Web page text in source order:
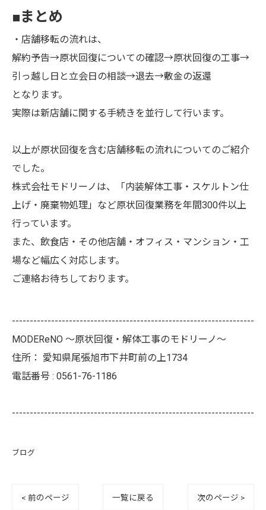
■まとめ
・店舗移転の流れは、
解約予告→原状回復についての確認→原状回復の工事→
引っ越し日と立会日の相談→退去→敷金の返還
となります。
実際は新店舗に関する手続きを並行して行います。
以上が原状回復を含む店舗移転の流れについてのご紹介
でした。
株式会社モドリーノは、「内装解体工事・スケルトン仕
上げ・廃棄物処理」など原状回復業務を年間300件以上
行っています。
また、飲食店・その他店舗・オフィス・マンション・工
場など幅広く対応します。
ご連絡お待ちしております。
--------------------------------------------------------------------
MODEReNO ～原状回復・解体工事のモドリーノ～
住所： 愛知県尾張旭市下井町前の上1734
電話番号 : 0561-76-1186
--------------------------------------------------------------------
ブログ
< 前のページ 一覧に戻る 次のページ >